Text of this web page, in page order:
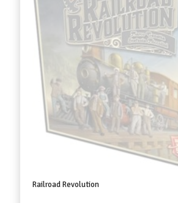
Railroad Revolution